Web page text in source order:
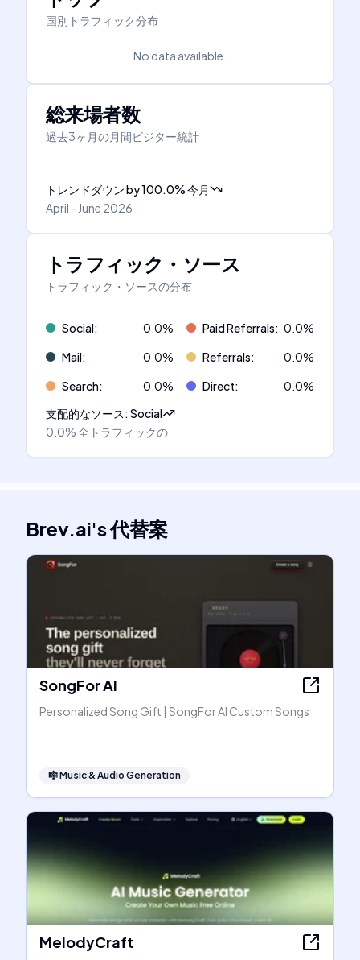
国別トラフィック分布
No data available.
総来場者数
過去3ヶ月の月間ビジター統計
トレンドダウンby100.0%今月
April - June 2026
トラフィック・ソース
トラフィック・ソースの分布
Social: 0.0% Paid Referrals: 0.0%
Mail: 0.0% Referrals: 0.0%
Search: 0.0% Direct: 0.0%
支配的なソース:Social
0.0%全トラフィックの
Brev.ai's代替案
SongFor AI
Personalized Song Gift | SongFor AI Custom Songs
🎼Music & Audio Generation
MelodyCraft